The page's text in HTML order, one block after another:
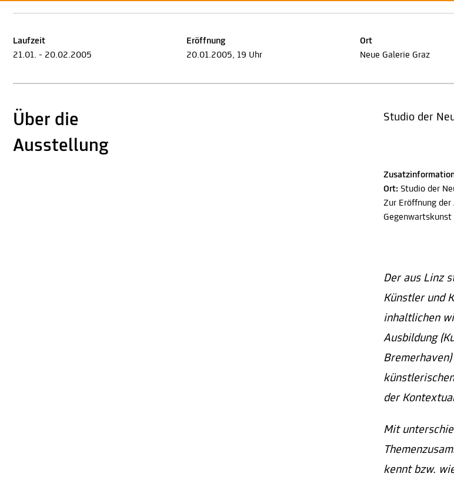
Laufzeit
21.01. - 20.02.2005
Eröffnung
20.01.2005, 19 Uhr
Ort
Neue Galerie Graz
Über die
Ausstellung
Studio der
Ort: Studio der
Zur Eröffnung
Gegenwartskunst
Der aus Linz
Künstler und
inhaltlichen
Ausbildung
der
Mit
kennt bzw.